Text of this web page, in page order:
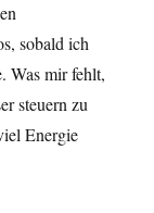
sobald ich
Was mir fehlt,
steuern zu
Energie